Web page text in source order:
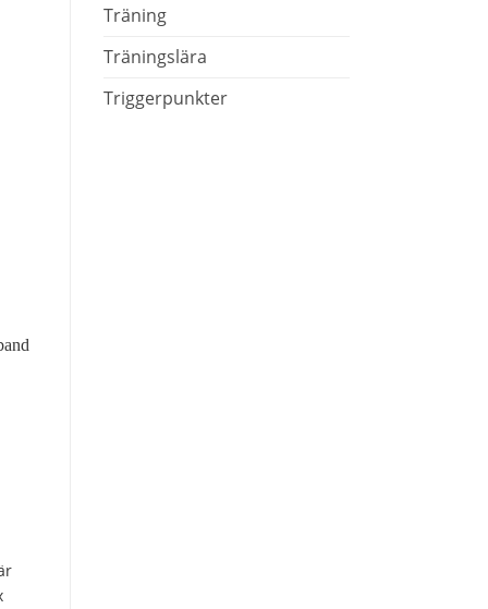
Träning
Träningslära
Triggerpunkter